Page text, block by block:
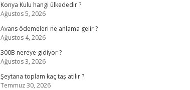
Konya Kulu hangi ülkededir ?
Ağustos 5, 2026
Avans ödemeleri ne anlama gelir ?
Ağustos 4, 2026
300B nereye gidiyor ?
Ağustos 3, 2026
Şeytana toplam kaç taş atılır ?
Temmuz 30, 2026